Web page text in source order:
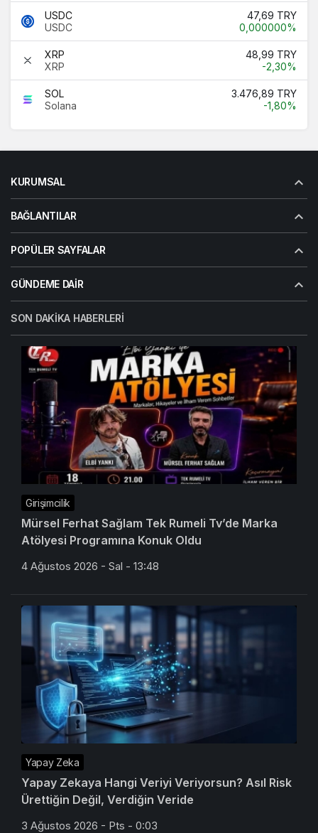
USDC
USDC
47,69 TRY
0,000000%
XRP
XRP
48,99 TRY
-2,30%
SOL
Solana
3.476,89 TRY
-1,80%
KURUMSAL
BAĞLANTILAR
POPÜLER SAYFALAR
GÜNDEME DAIR
SON DAKIKA HABERLERI
Girişimcilik
Mürsel Ferhat Sağlam Tek Rumeli Tv’de Marka
Atölyesi Programına Konuk Oldu
4 Ağustos 2026 - Sal - 13:48
Yapay Zeka
Yapay Zekaya Hangi Veriyi Veriyorsun? Asıl Risk
Ürettiğin Değil, Verdiğin Veride
3 Ağustos 2026 - Pts - 0:03